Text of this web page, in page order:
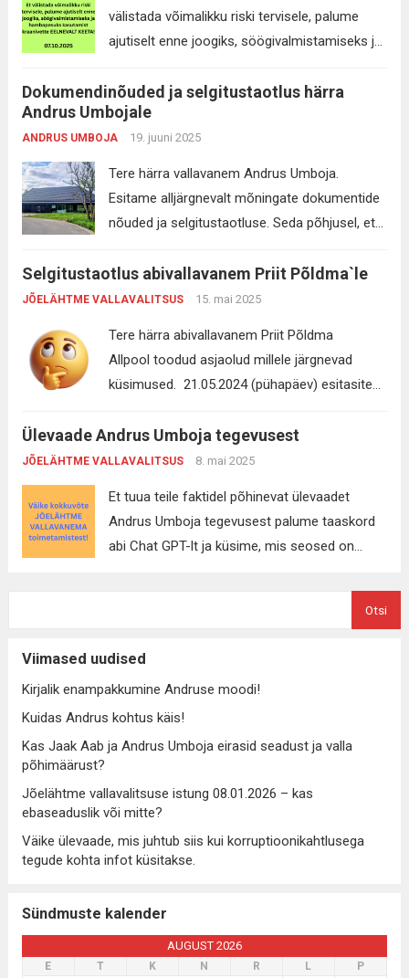
Inforegister MTÜ-le saadetud e-kiri ei
sisaldanud vastuseid ega dokumente (mida
teha) vaid järgmist infot: Jõelähtme...
more
välistada võimalikku riski tervisele, palume
ajutiselt enne joogiks, söögivalmistamiseks ja
keeta! Loo Vesi OÜ-s töötab 15 inimest,
kahjum on väga suur ja lisaks maksuvõlg, kus
isegi maksegraafik ei aita ja sellest ei suudeta
ka kinni pidada. AGA “tippjuhte” on Loo Vesi
OÜ-l lisaks vallavanemale veel 7 inimest,...
Read more
Dokumendinõuded ja selgitustaotlus härra
Andrus Umbojale
ANDRUS UMBOJA 19. juuni 2025
Tere härra vallavanem Andrus Umboja.
Esitame alljärgnevalt mõningate dokumentide
nõuded ja selgitustaotluse. Seda põhjusel, et
sama, mis varasemalt on ajakirjandusest läbi
käinud. Teet Sibritsa puhul lausa varasemalt
merelähedane elamumaa (Suiga kinnistu) ca
6ha volikogu liikme Veljo Haavel endisele
Read more
Selgitustaotlus abivallavanem Priit Põldma`le
JÕELÄHTME VALLAVALITSUS 15. mai 2025
Tere härra abivallavanem Priit Põldma
Allpool toodud asjaolud millele järgnevad
küsimused. 21.05.2024 (pühapäev) esitasite
kinnitasite Jõelähtme vallavalitsuse liikme ja
abivallavanemana, et taotlusele on lisatud
vastab nõuetele. Sellest tulenevalt kinnitate, et
pilt reklaamist kvalifitseerub projektina.
23.05.2024 (teisipäev) kell 8:15 algas
päevakorra punkt 5 järgi otsustakse anda...
Read more
Ülevaade Andrus Umboja tegevusest
JÕELÄHTME VALLAVALITSUS 8. mai 2025
Et tuua teile faktidel põhinevat ülevaadet
Andrus Umboja tegevusest palume taaskord
abi Chat GPT-lt ja küsime, mis seosed on
juhtumitega, mis on tekitanud küsimusi tema
tegevuse läbipaistvuse ja aususe üle. Kuigi
teda ei ole ametlikult süüdistatud
korruptsioonis, on mitmed juhtumid...Read
Otsi
Viimased uudised
Kirjalik enampakkumine Andruse moodi!
Kuidas Andrus kohtus käis!
Kas Jaak Aab ja Andrus Umboja eirasid seadust ja valla
põhimäärust?
Jõelähtme vallavalitsuse istung 08.01.2026 – kas
ebaseaduslik või mitte?
Väike ülevaade, mis juhtub siis kui korruptioonikahtlusega
tegude kohta infot küsitakse.
Sündmuste kalender
AUGUST 2026
E T K N R L
P